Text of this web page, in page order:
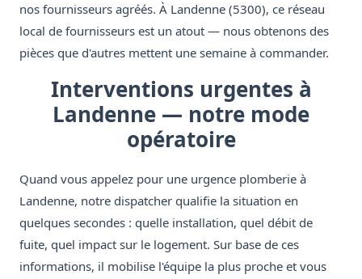
nos fournisseurs agréés. À Landenne (5300), ce réseau
local de fournisseurs est un atout — nous obtenons des
pièces que d'autres mettent une semaine à commander.
Interventions urgentes à
Landenne — notre mode
opératoire
Quand vous appelez pour une urgence plomberie à
Landenne, notre dispatcher qualifie la situation en
quelques secondes : quelle installation, quel débit de
fuite, quel impact sur le logement. Sur base de ces
informations, il mobilise l'équipe la plus proche et vous